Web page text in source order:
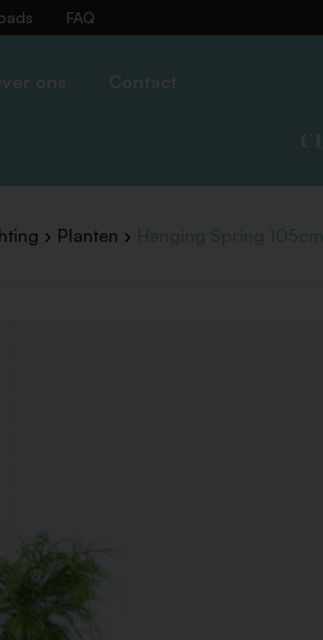
FAQ
ons Contact
Planten Hanging Spring 105cm